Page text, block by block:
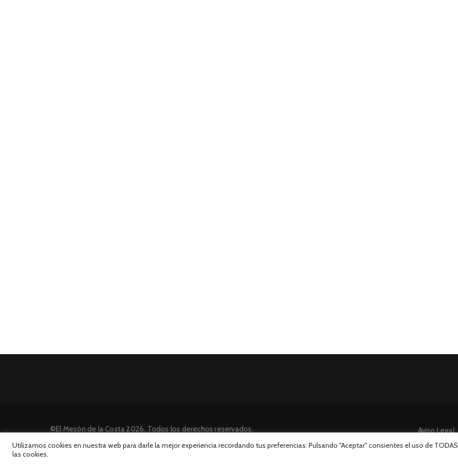
©El Mesón de la Costa 2026. Todos los derechos reservados.
Desarrollado por INFORmedia
Aviso Legal
Utilizamos cookies en nuestra web para darle la mejor experiencia recordando tus preferencias. Pulsando "Aceptar" consientes el uso de TODAS
las cookies.